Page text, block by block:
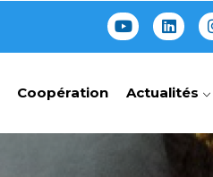
Coopération Actualités